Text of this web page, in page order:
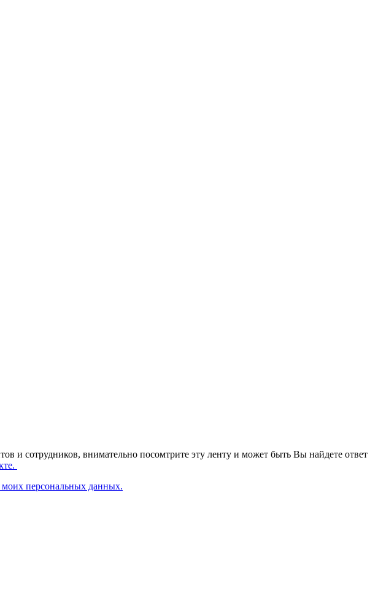
и сотрудников, внимательно посомтрите эту ленту и может быть Вы найдете ответ
моих персональных данных.